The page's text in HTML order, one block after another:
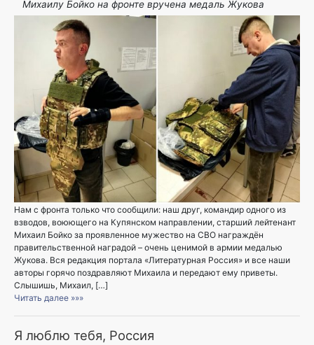
Михаилу Бойко на фронте вручена медаль Жукова
Нам с фронта только что сообщили: наш друг, командир одного из
взводов, воюющего на Купянском направлении, старший лейтенант
Михаил Бойко за проявленное мужество на СВО награждён
правительственной наградой – очень ценимой в армии медалью
Жукова. Вся редакция портала «Литературная Россия» и все наши
авторы горячо поздравляют Михаила и передают ему приветы.
Слышишь, Михаил, […]
Читать далее »»»
Я люблю тебя, Россия